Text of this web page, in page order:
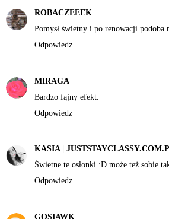
ROBACZEEEK
Pomysł świetny i po renowacji podoba
Odpowiedz
MIRAGA
Bardzo fajny efekt.
Odpowiedz
KASIA |
Świetne te osłonki :D może też sobie
Odpowiedz
GOSIAWK